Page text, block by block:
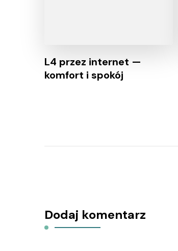
L4 przez internet —
komfort i spokój
Dodaj komentarz